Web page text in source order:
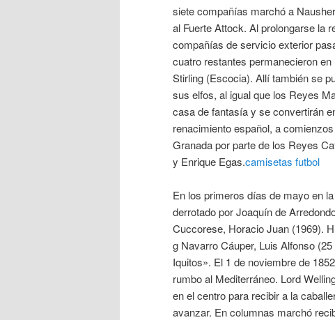
siete compañías marchó a
al Fuerte Attock. Al prolongarse la
compañías de servicio exterior
cuatro restantes permanecieron
Stirling (Escocia). Allí también se
sus elfos, al igual que los Reyes
casa de fantasía y se convertirán
renacimiento español, a
Granada por parte de los Reyes
y Enrique Egas.camisetas futbol
En los primeros días de mayo en
derrotado por Joaquín de
Cuccorese, Horacio Juan (1969).
g Navarro Cáuper, Luis Alfonso
Iquitos». El 1 de noviembre de
rumbo al Mediterráneo. Lord
en el centro para recibir a la
avanzar. En columnas marchó